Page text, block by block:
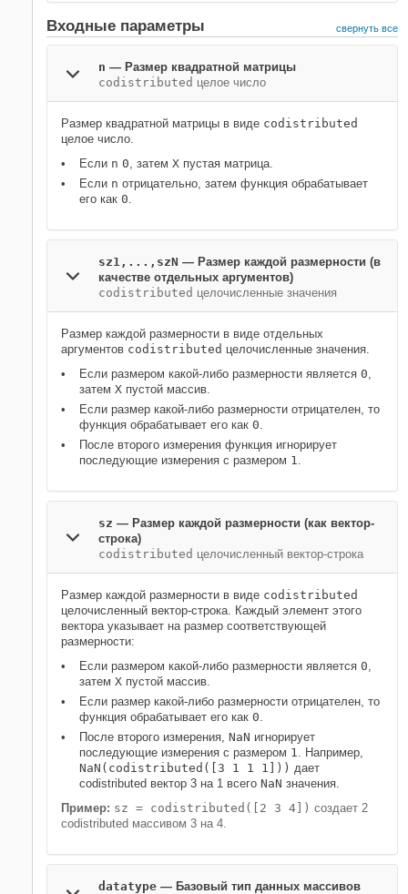
Входные параметры свернуть все
n — Размер квадратной матрицы
codistributed целое число
Размер квадратной матрицы в виде codistributed
целое число.
Если n 0, затем X пустая матрица.
Если n отрицательно, затем функция обрабатывает
его как 0.
sz1,...,szN — Размер каждой размерности (в
качестве отдельных аргументов)
codistributed целочисленные значения
Размер каждой размерности в виде отдельных
аргументов codistributed целочисленные значения.
Если размером какой-либо размерности является 0,
затем X пустой массив.
Если размер какой-либо размерности отрицателен, то
функция обрабатывает его как 0.
После второго измерения функция игнорирует
последующие измерения с размером 1.
sz — Размер каждой размерности (как вектор-
строка)
codistributed целочисленный вектор-строка
Размер каждой размерности в виде codistributed
целочисленный вектор-строка. Каждый элемент этого
вектора указывает на размер соответствующей
размерности:
Если размером какой-либо размерности является 0,
затем X пустой массив.
Если размер какой-либо размерности отрицателен, то
функция обрабатывает его как 0.
После второго измерения, NaN игнорирует
последующие измерения с размером 1. Например,
NaN(codistributed([3 1 1 1])) дает
codistributed вектор 3 на 1 всего NaN значения.
Пример: sz = codistributed([2 3 4]) создает 2
codistributed массивом 3 на 4.
datatype — Базовый тип данных массивов